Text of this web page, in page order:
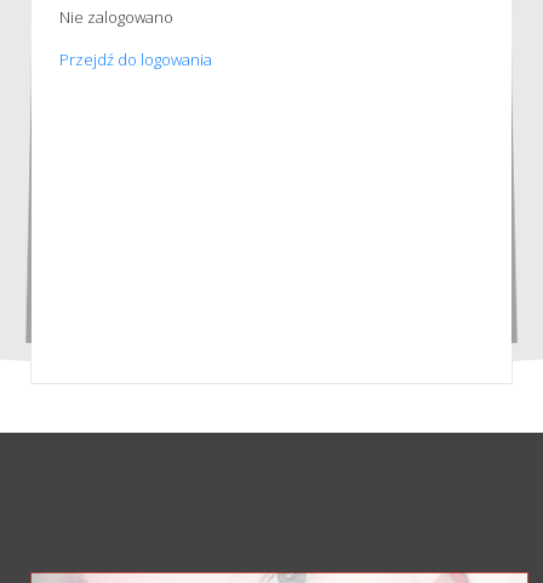
Nie zalogowano
Przejdź do logowania